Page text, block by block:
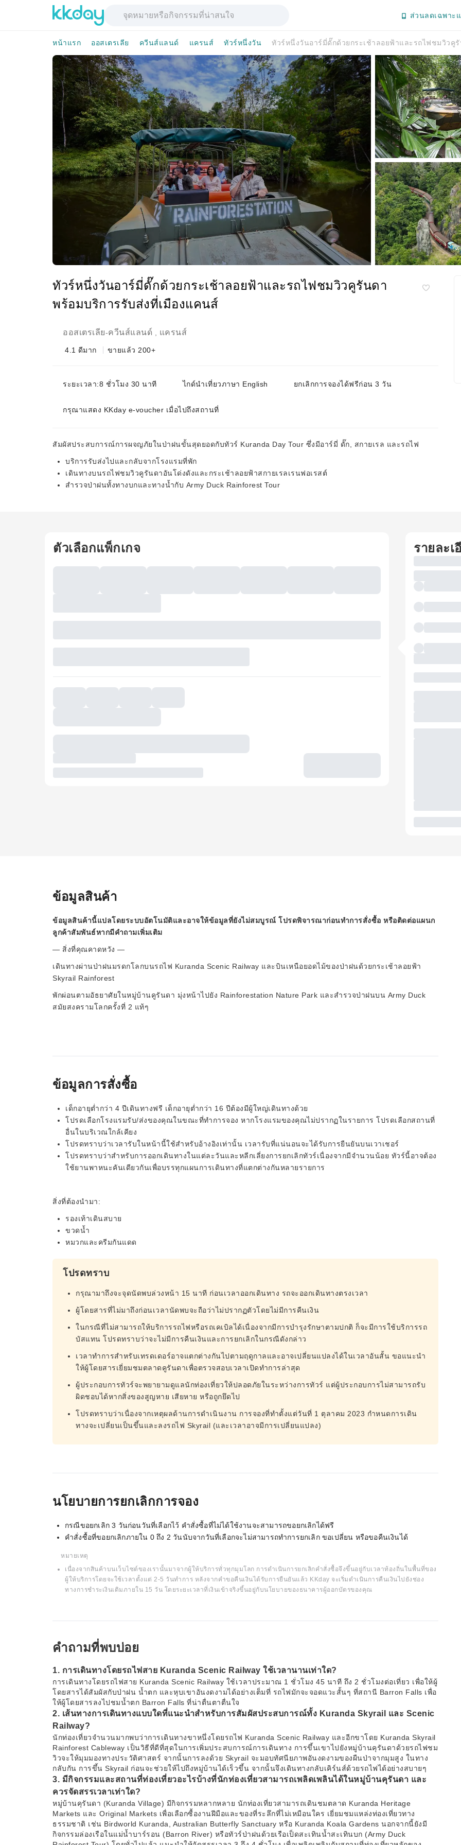
ส่วนลดเฉพาะ
หน้าแรก ออสเตรเลีย ควีนส์แลนด์ แครนส์ ทัวร์หนึ่งวัน
ทัวร์หนึ่งวันอาร์มี่ดั๊กด้วยกระเช้าลอยฟ้าและรถไฟชมวิวคูรันดา
พร้อมบริการรับส่งที่เมืองแคนส์
ออสเตรเลีย-ควีนส์แลนด์ แครนส์
4.1 ดีมาก ขายแล้ว 200+
ระยะเวลา:8 ชั่วโมง 30 นาที ไกด์นำเที่ยวภาษา English ยกเลิกการจองได้ฟรีก่อน 3 วัน
กรุณาแสดง KKday e-voucher เมื่อไปถึงสถานที่
สัมผัสประสบการณ์การผจญภัยในป่าฝนขั้นสุดยอดกับทัวร์ Kuranda Day Tour ซึ่งมีอาร์มี่ ดั๊ก, สกายเรล และรถไฟ
บริการรับส่งไปและกลับจากโรงแรมที่พัก
เดินทางบนรถไฟชมวิวคูรันดาอันโด่งดังและกระเช้าลอยฟ้าสกายเรลเรนฟอเรสต์
สำรวจป่าฝนทั้งทางบกและทางน้ำกับ Army Duck Rainforest Tour
ตัวเลือกแพ็กเกจ รายละเ
ข้อมูลสินค้า
ข้อมูลสินค้านี้แปลโดยระบบอัตโนมัติและอาจให้ข้อมูลที่ยังไม่สมบูรณ์ โปรดพิจารณาก่อนทำการสั่งซื้อ หรือติดต่อแผนก
ลูกค้าสัมพันธ์หากมีคำถามเพิ่มเติม
— สิ่งที่คุณคาดหวัง —
เดินทางผ่านป่าฝนมรดกโลกบนรถไฟ Kuranda Scenic Railway และบินเหนือยอดไม้ของป่าฝนด้วยกระเช้าลอยฟ้า
Skyrail Rainforest
พักผ่อนตามอัธยาศัยในหมู่บ้านคูรันดา มุ่งหน้าไปยัง Rainforestation Nature Park และสำรวจป่าฝนบน Army Duck
สมัยสงครามโลกครั้งที่ 2 แท้ๆ
ข้อมูลการสั่งซื้อ
เด็กอายุต่ำกว่า 4 ปีเดินทางฟรี เด็กอายุต่ำกว่า 16 ปีต้องมีผู้ใหญ่เดินทางด้วย
โปรดเลือกโรงแรมรับ/ส่งของคุณในขณะที่ทำการจอง หากโรงแรมของคุณไม่ปรากฏในรายการ โปรดเลือกสถานที่
อื่นในบริเวณใกล้เคียง
โปรดทราบว่าเวลารับในหน้านี้ใช้สำหรับอ้างอิงเท่านั้น เวลารับที่แน่นอนจะได้รับการยืนยันบนเวาเชอร์
โปรดทราบว่าสำหรับการออกเดินทางในแต่ละวันและหลีกเลี่ยงการยกเลิกทัวร์เนื่องจากมีจำนวนน้อย ทัวร์นี้อาจต้อง
ใช้ยานพาหนะคันเดียวกันเพื่อบรรทุกแผนการเดินทางที่แตกต่างกันหลายรายการ
สิ่งที่ต้องนำมา:
รองเท้าเดินสบาย
ขวดน้ำ
หมวกและครีมกันแดด
โปรดทราบ
กรุณามาถึงจะจุดนัดพบล่วงหน้า 15 นาที ก่อนเวลาออกเดินทาง รถจะออกเดินทางตรงเวลา
ผู้โดยสารที่ไม่มาถึงก่อนเวลานัดพบจะถือว่าไม่ปรากฏตัวโดยไม่มีการคืนเงิน
ในกรณีที่ไม่สามารถให้บริการรถไฟหรือรถเคเบิลได้เนื่องจากมีการบำรุงรักษาตามปกติ ก็จะมีการใช้บริการรถ
บัสแทน โปรดทราบว่าจะไม่มีการคืนเงินและการยกเลิกในกรณีดังกล่าว
เวลาทำการสำหรับเทรดเดอร์อาจแตกต่างกันไปตามฤดูกาลและอาจเปลี่ยนแปลงได้ในเวลาอันสั้น ขอแนะนำ
ให้ผู้โดยสารเยี่ยมชมตลาดคูรันดาเพื่อตรวจสอบเวลาเปิดทำการล่าสุด
ผู้ประกอบการทัวร์จะพยายามดูแลนักท่องเที่ยวให้ปลอดภัยในระหว่างการทัวร์ แต่ผู้ประกอบการไม่สามารถรับ
ผิดชอบได้หากสิ่งของสูญหาย เสียหาย หรือถูกยึดไป
โปรดทราบว่าเนื่องจากเหตุผลด้านการดำเนินงาน การจองที่ทำตั้งแต่วันที่ 1 ตุลาคม 2023 กำหนดการเดิน
ทางจะเปลี่ยนเป็นขึ้นและลงรถไฟ Skyrail (และเวลาอาจมีการเปลี่ยนแปลง)
นโยบายการยกเลิกการจอง
กรณีขอยกเลิก 3 วันก่อนวันที่เลือกไว้ คำสั่งซื้อที่ไม่ได้ใช้งานจะสามารถขอยกเลิกได้ฟรี
คำสั่งซื้อที่ขอยกเลิกภายใน 0 ถึง 2 วันนับจากวันที่เลือกจะไม่สามารถทำการยกเลิก ขอเปลี่ยน หรือขอคืนเงินได้
หมายเหตุ
เนื่องจากสินค้าบนเว็บไซต์ของเรานั้นมาจากผู้ให้บริการทั่วทุกมุมโลก การดำเนินการยกเลิกคำสั่งซื้อจึงขึ้นอยู่กับเวลาท้องถิ่นในพื้นที่ของ
ผู้ให้บริการโดยจะใช้เวลาตั้งแต่ 2-5 วันทำการ หลังจากคำขอคืนเงินได้รับการยืนยันแล้ว KKday จะเริ่มดำเนินการคืนเงินไปยังช่อง
ทางการชำระเงินเดิมภายใน 15 วัน โดยระยะเวลาที่เงินเข้าจริงขึ้นอยู่กับนโยบายของธนาคารผู้ออกบัตรของคุณ
คำถามที่พบบ่อย
1. การเดินทางโดยรถไฟสาย Kuranda Scenic Railway ใช้เวลานานเท่าใด?
การเดินทางโดยรถไฟสาย Kuranda Scenic Railway ใช้เวลาประมาณ 1 ชั่วโมง 45 นาที ถึง 2 ชั่วโมงต่อเที่ยว เพื่อให้ผู้
โดยสารได้สัมผัสกับป่าฝน น้ำตก และหุบเขาอันงดงามได้อย่างเต็มที่ รถไฟมักจะจอดแวะสั้นๆ ที่สถานี Barron Falls เพื่อ
ให้ผู้โดยสารลงไปชมน้ำตก Barron Falls ที่น่าตื่นตาตื่นใจ
2. เส้นทางการเดินทางแบบใดที่แนะนำสำหรับการสัมผัสประสบการณ์ทั้ง Kuranda Skyrail และ Scenic
Railway?
นักท่องเที่ยวจำนวนมากพบว่าการเดินทางขาหนึ่งโดยรถไฟ Kuranda Scenic Railway และอีกขาโดย Kuranda Skyrail
Rainforest Cableway เป็นวิธีที่ดีที่สุดในการเพิ่มประสบการณ์การเดินทาง การขึ้นเขาไปยังหมู่บ้านคุรันดาด้วยรถไฟชม
วิวจะให้มุมมองทางประวัติศาสตร์ จากนั้นการลงด้วย Skyrail จะมอบทัศนียภาพอันงดงามของผืนป่าจากมุมสูง ในทาง
กลับกัน การขึ้น Skyrail ก่อนจะช่วยให้ไปถึงหมู่บ้านได้เร็วขึ้น จากนั้นจึงเดินทางกลับเคิร์นส์ด้วยรถไฟได้อย่างสบายๆ
3. มีกิจกรรมและสถานที่ท่องเที่ยวอะไรบ้างที่นักท่องเที่ยวสามารถเพลิดเพลินได้ในหมู่บ้านคุรันดา และ
ควรจัดสรรเวลาเท่าใด?
หมู่บ้านคุรันดา (Kuranda Village) มีกิจกรรมหลากหลาย นักท่องเที่ยวสามารถเดินชมตลาด Kuranda Heritage
Markets และ Original Markets เพื่อเลือกซื้องานฝีมือและของที่ระลึกที่ไม่เหมือนใคร เยี่ยมชมแหล่งท่องเที่ยวทาง
ธรรมชาติ เช่น Birdworld Kuranda, Australian Butterfly Sanctuary หรือ Kuranda Koala Gardens นอกจากนี้ยังมี
กิจกรรมล่องเรือในแม่น้ำบาร์รอน (Barron River) หรือทัวร์ป่าฝนด้วยเรือเป็ดสะเทินน้ำสะเทินบก (Army Duck